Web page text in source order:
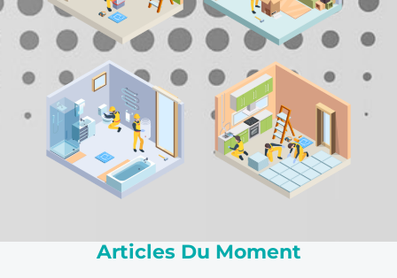
Articles Du Moment